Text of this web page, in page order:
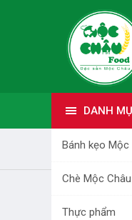
DANH
Bánh kẹo Mộc
Chè Mộc Châu
Thực phẩm
Trang nhất